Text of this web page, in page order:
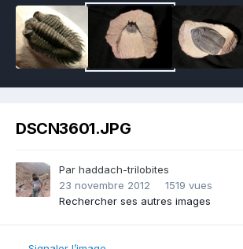
DSCN3601.JPG
Par haddach-trilobites
23 novembre 2012
1519 vues
Rechercher ses autres images